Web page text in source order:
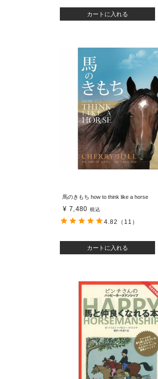
カートに入れる
馬のきもち how to think like a horse
¥ 7,480 税込
カートに入れる
4.82 （11）